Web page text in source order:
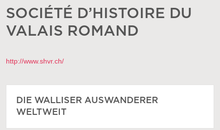
SOCIÉTÉ D’HISTOIRE DU
VALAIS ROMAND
http://www.shvr.ch/
DIE WALLISER AUSWANDERER
WELTWEIT